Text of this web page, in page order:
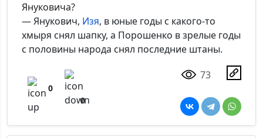
Януковича?
— Янукович, Изя, в юные годы с какого-то
хмыря снял шапку, а Порошенко в зрелые годы
с половины народа снял последние штаны.
0
0
73